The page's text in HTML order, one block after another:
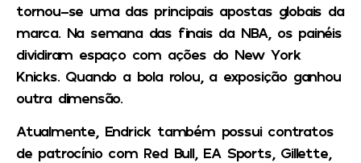
tornou-se uma das principais apostas globais da
marca. Na semana das finais da NBA, os painéis
dividiram espaço com ações do New York
Knicks. Quando a bola rolou, a exposição ganhou
outra dimensão.
Atualmente, Endrick também possui contratos
de patrocínio com Red Bull, EA Sports, Gillette,